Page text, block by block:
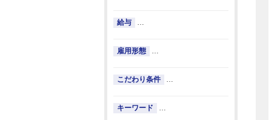
給与 …
雇用形態 …
こだわり条件
キーワード